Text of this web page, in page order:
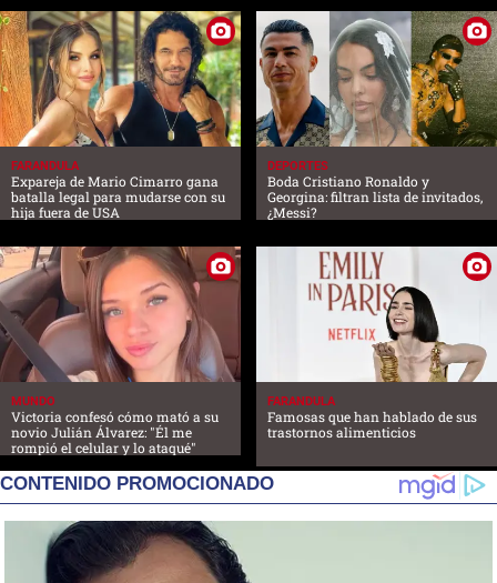
FARANDULA
Expareja de Mario Cimarro gana
batalla legal para mudarse con su
hija fuera de USA
DEPORTES
Boda Cristiano Ronaldo y
Georgina: filtran lista de invitados,
¿Messi?
MUNDO
Victoria confesó cómo mató a su
novio Julián Álvarez: "Él me
rompió el celular y lo ataqué"
FARANDULA
Famosas que han hablado de sus
trastornos alimenticios
CONTENIDO PROMOCIONADO